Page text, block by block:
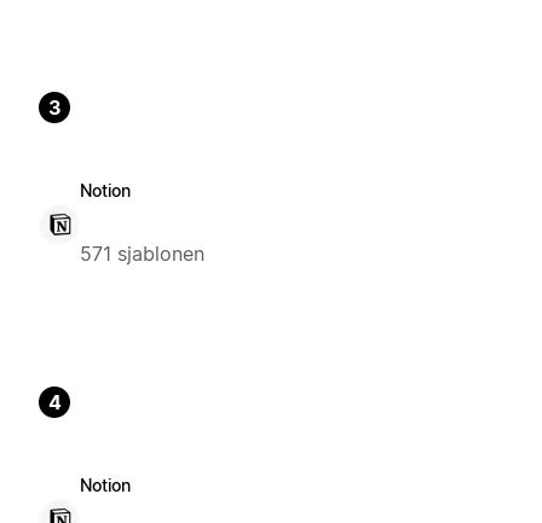
3
Notion
571 sjablonen
4
Notion